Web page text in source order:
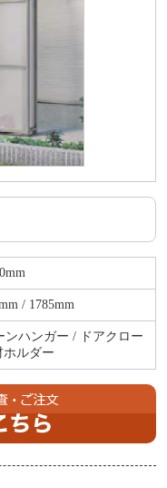
/ 1785mm
ンハンガー / ドアクロー
ルダー